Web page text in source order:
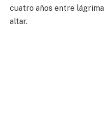
cuatro años entre
altar.